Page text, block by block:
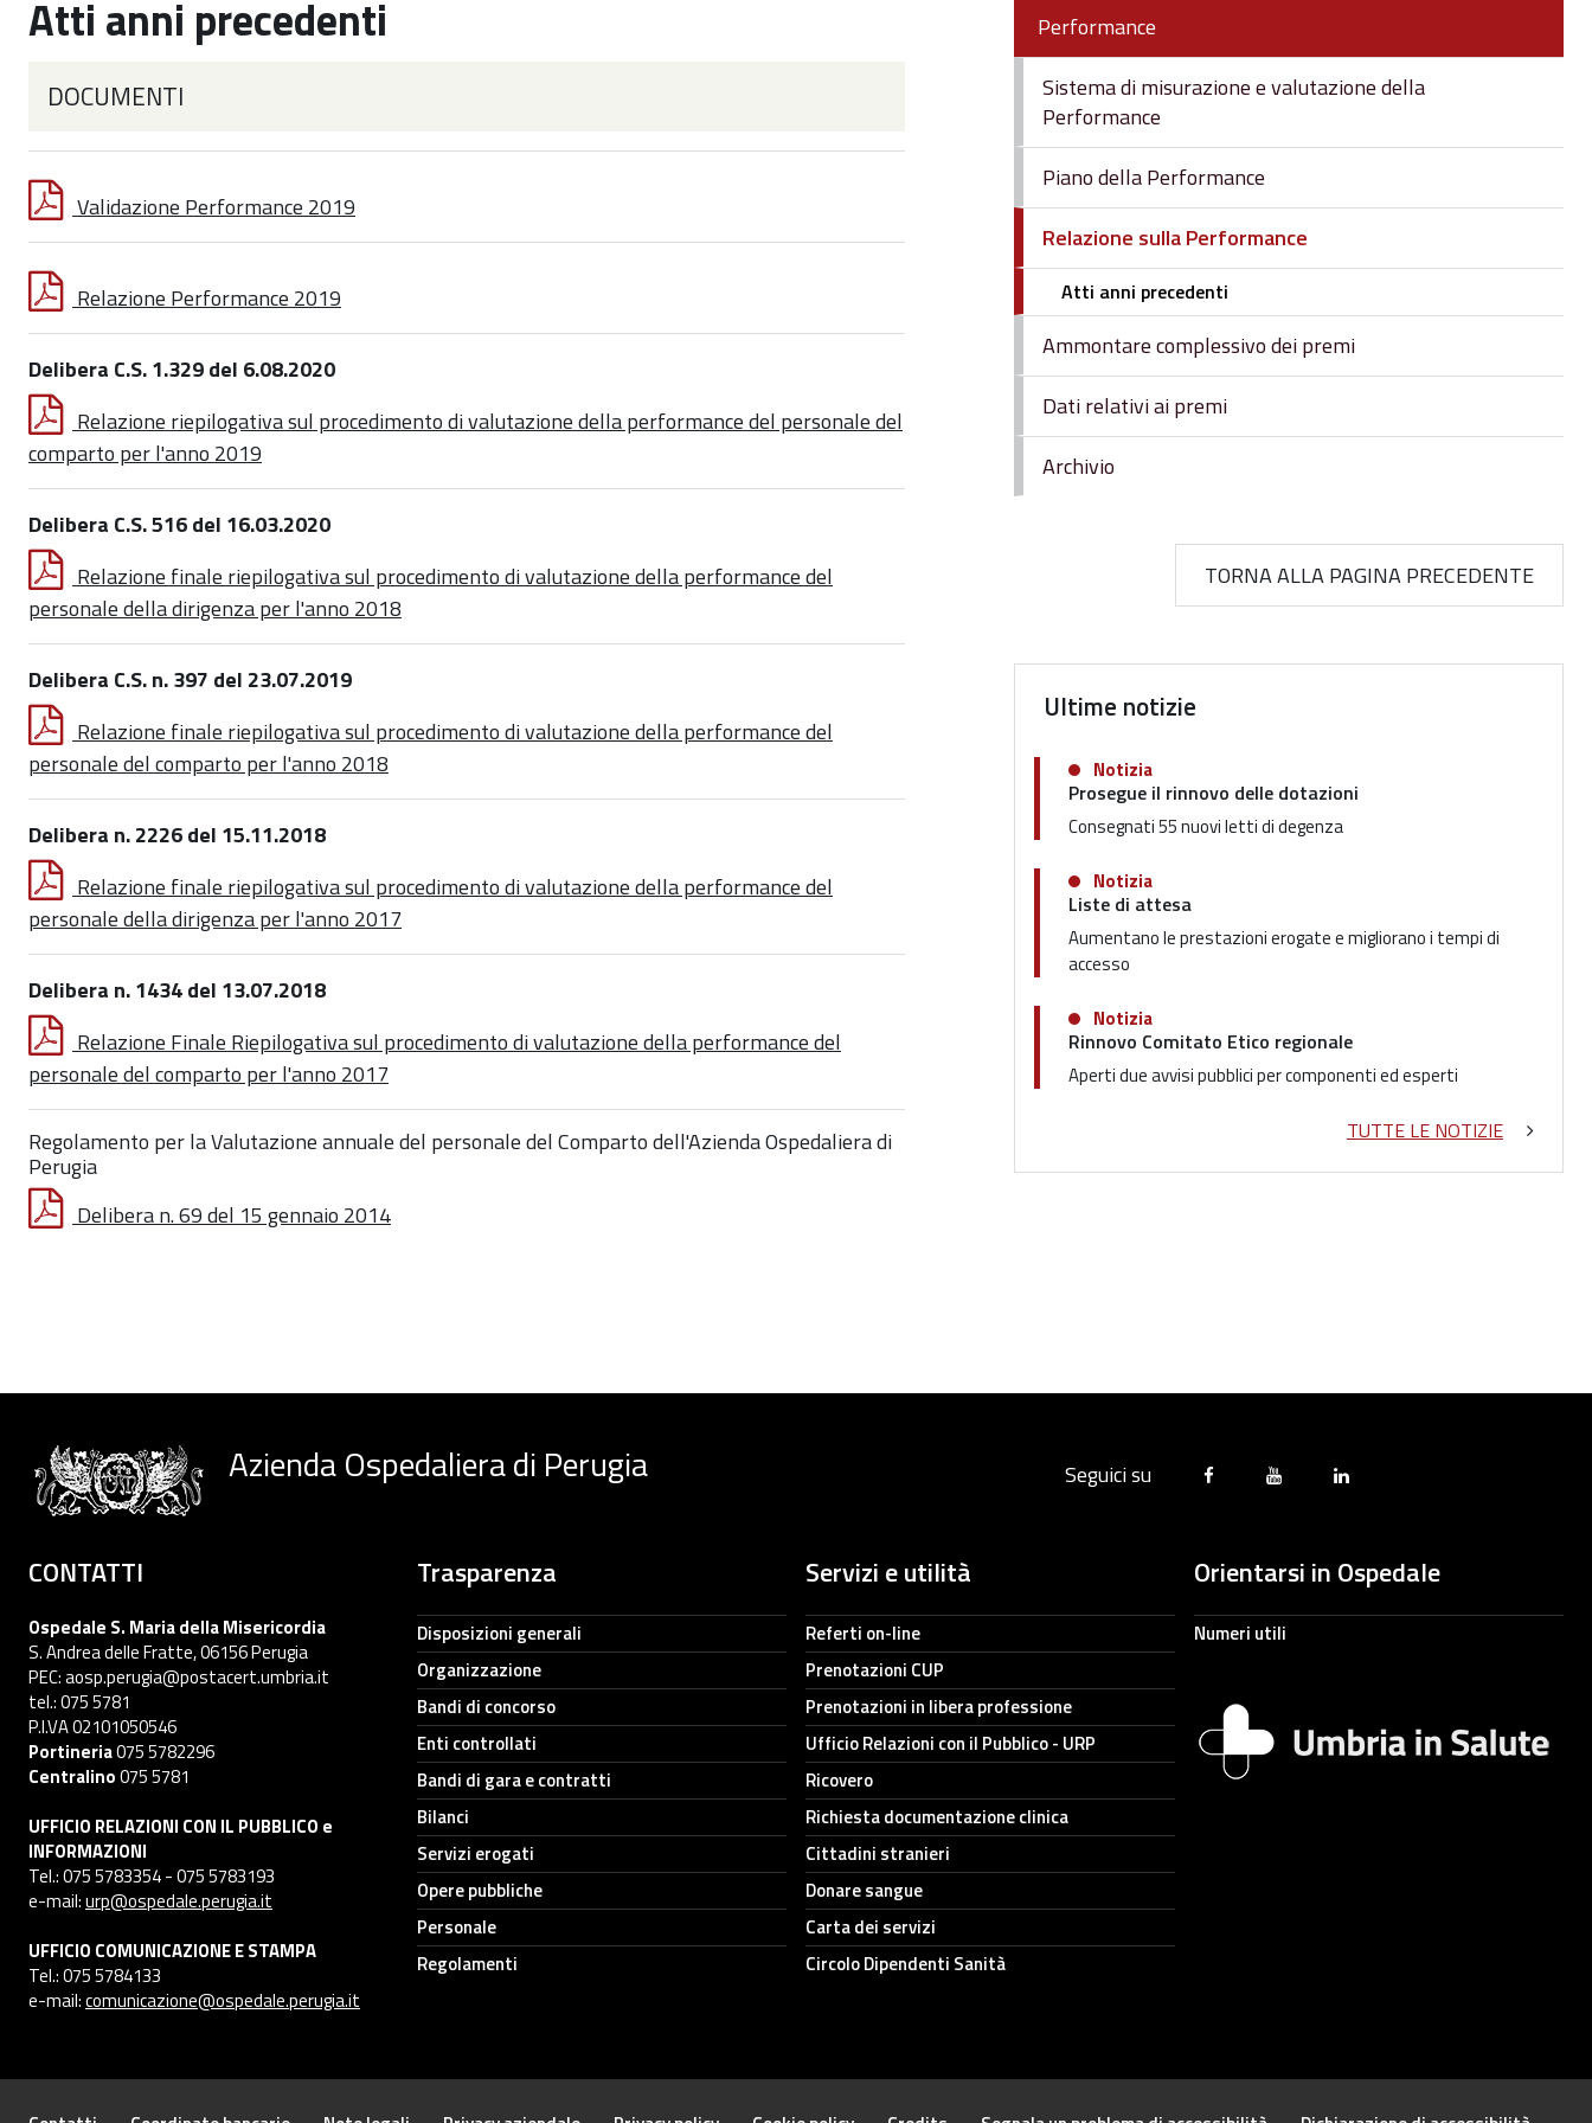
Atti anni precedenti
DOCUMENTI
Validazione Performance 2019
Relazione Performance 2019
Delibera C.S. 1.329 del 6.08.2020
Relazione riepilogativa sul procedimento di valutazione della performance del personale del
comparto per l'anno 2019
Delibera C.S. 516 del 16.03.2020
Relazione finale riepilogativa sul procedimento di valutazione della performance del
personale della dirigenza per l'anno 2018
Delibera C.S. n. 397 del 23.07.2019
Relazione finale riepilogativa sul procedimento di valutazione della performance del
personale del comparto per l'anno 2018
Delibera n. 2226 del 15.11.2018
Relazione finale riepilogativa sul procedimento di valutazione della performance del
personale della dirigenza per l'anno 2017
Delibera n. 1434 del 13.07.2018
Relazione Finale Riepilogativa sul procedimento di valutazione della performance del
personale del comparto per l'anno 2017
Regolamento per la Valutazione annuale del personale del Comparto dell'Azienda Ospedaliera di
Perugia
Delibera n. 69 del 15 gennaio 2014
Performance
Sistema di misurazione e valutazione della
Performance
Piano della Performance
Relazione sulla Performance
Atti anni precedenti
Ammontare complessivo dei premi
Dati relativi ai premi
Archivio
TORNA ALLA PAGINA PRECEDENTE
Ultime notizie
Notizia
Prosegue il rinnovo delle dotazioni
Consegnati 55 nuovi letti di degenza
Notizia
Liste di attesa
Aumentano le prestazioni erogate e migliorano i tempi di
accesso
Notizia
Rinnovo Comitato Etico regionale
Aperti due avvisi pubblici per componenti ed esperti
TUTTE LE NOTIZIE
Azienda Ospedaliera di Perugia Seguici su
CONTATTI
Ospedale S. Maria della Misericordia
S. Andrea delle Fratte, 06156 Perugia
PEC: aosp.perugia@postacert.umbria.it
tel.: 075 5781
P.I.VA 02101050546
Portineria075 5782296
Centralino075 5781
UFFICIO RELAZIONI CON IL PUBBLICO e
INFORMAZIONI
Tel.: 075 5783354 - 075 5783193
e-mail:urp@ospedale.perugia.it
UFFICIO COMUNICAZIONE E STAMPA
Tel.: 075 5784133
e-mail:comunicazione@ospedale.perugia.it
Trasparenza
Disposizioni generali
Organizzazione
Bandi di concorso
Enti controllati
Bandi di gara e contratti
Bilanci
Servizi erogati
Opere pubbliche
Personale
Regolamenti
Servizi e utilità
Referti on-line
Prenotazioni CUP
Prenotazioni in libera professione
Ufficio Relazioni con il Pubblico - URP
Ricovero
Richiesta documentazione clinica
Cittadini stranieri
Donare sangue
Carta dei servizi
Circolo Dipendenti Sanità
Orientarsi in Ospedale
Numeri utili